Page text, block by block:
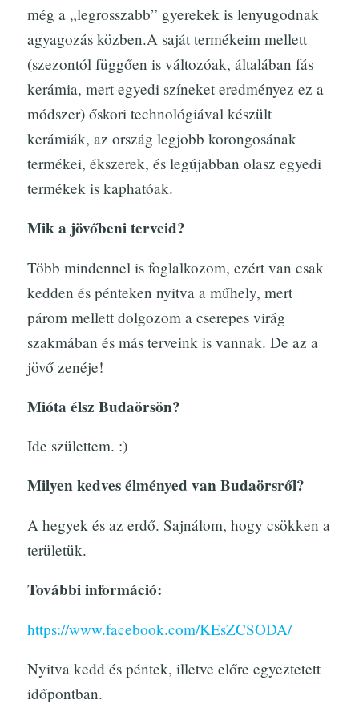
még a „legrosszabb” gyerekek is lenyugodnak
agyagozás közben.A saját termékeim mellett
(szezontól függően is változóak, általában fás
kerámia, mert egyedi színeket eredményez ez a
módszer) őskori technológiával készült
kerámiák, az ország legjobb korongosának
termékei, ékszerek, és legújabban olasz egyedi
termékek is kaphatóak.
Mik a jövőbeni terveid?
Több mindennel is foglalkozom, ezért van csak
kedden és pénteken nyitva a műhely, mert
párom mellett dolgozom a cserepes virág
szakmában és más terveink is vannak. De az a
jövő zenéje!
Mióta élsz Budaörsön?
Ide születtem. :)
Milyen kedves élményed van Budaörsről?
A hegyek és az erdő. Sajnálom, hogy csökken a
területük.
További információ:
https://www.facebook.com/KEsZCSODA/
Nyitva kedd és péntek, illetve előre egyeztetett
időpontban.